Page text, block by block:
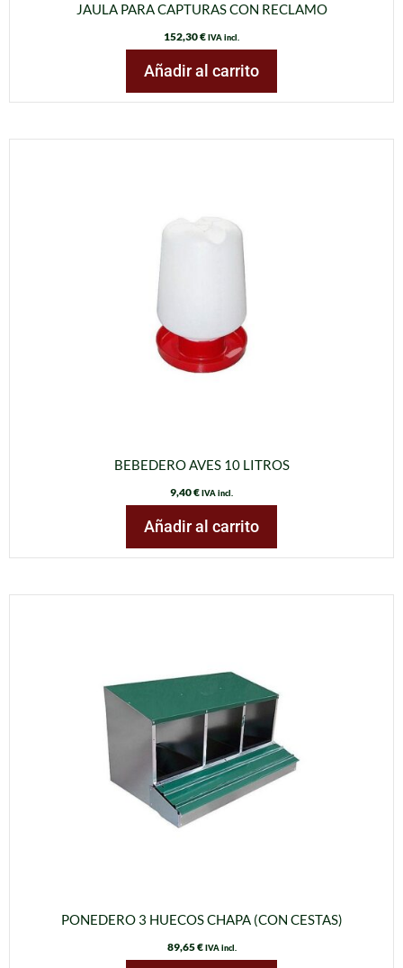
JAULA PARA CAPTURAS CON RECLAMO
152,30€IVA incl.
Añadir al carrito
BEBEDERO AVES 10 LITROS
9,40€IVA incl.
Añadir al carrito
PONEDERO 3 HUECOS CHAPA (CON CESTAS)
89,65€ IVA incl.